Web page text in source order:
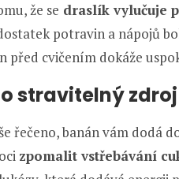
že se draslík vylučuje
potravin a nápojů
před cvičením dokáže
stravitelný
řečeno, banán vám dodá
zpomalit vstřebávání